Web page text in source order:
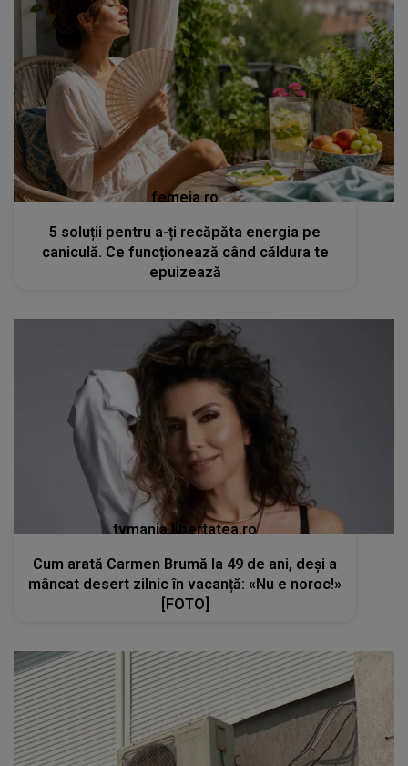
femeia.ro
5 soluții pentru a-ți recăpăta energia pe
caniculă. Ce funcționează când căldura te
epuizează
tvmania.libertatea.ro
Cum arată Carmen Brumă la 49 de ani, deși a
mâncat desert zilnic în vacanță: «Nu e noroc!»
[FOTO]